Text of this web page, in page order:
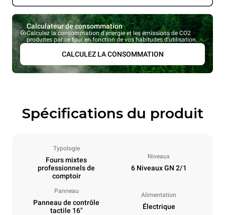
Calculateur de consommation
Calculez la consommation d'énergie et les émissions de CO2
produites par ce four en fonction de vos habitudes d'utilisation.
CALCULEZ LA CONSOMMATION
Spécifications du produit
Typologie
Fours mixtes
professionnels de
comptoir
Niveaux
6 Niveaux GN 2/1
Panneau
Panneau de contrôle
tactile 16"
Alimentation
Électrique